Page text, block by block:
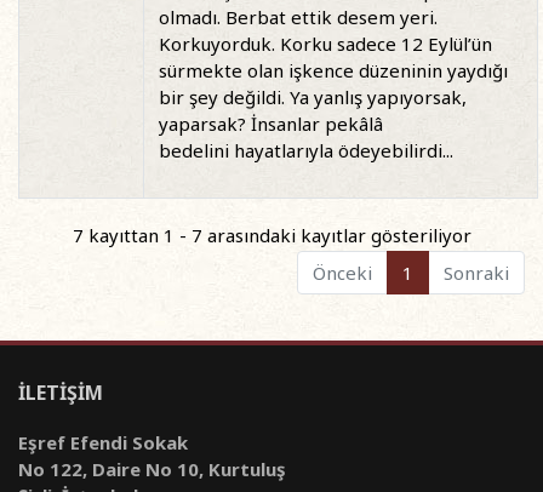
olmadı. Berbat ettik desem yeri.
Korkuyorduk. Korku sadece 12 Eylül’ün
sürmekte olan işkence düzeninin yaydığı
bir şey değildi. Ya yanlış yapıyorsak,
yaparsak? İnsanlar pekâlâ
bedelini hayatlarıyla ödeyebilirdi...
7 kayıttan 1 - 7 arasındaki kayıtlar gösteriliyor
Önceki
1 Sonraki
İLETİŞİM
Eşref Efendi Sokak
No 122, Daire No 10, Kurtuluş